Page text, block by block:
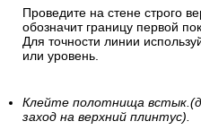
Проведите на стене строго
обозначит границу первой
Для точности линии
или уровень.
Клейте полотнища
заход на верхний плинтус).